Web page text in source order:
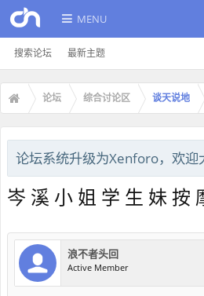
MENU
搜索论坛 最新主题
论坛 综合讨论区 谈天说地
论坛系统升级为Xenforo，欢迎
岑 溪 小 姐 学 生 妹 按
浪不者头回
Active Member